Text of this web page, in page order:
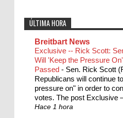
ÚLTIMA HORA
Breitbart News
Exclusive -- Rick Scott:
Will 'Keep the Pressure
Passed - Sen. Rick Scott
Republicans will continue
pressure on" in order to
votes. The post Exclusive
Hace 1 hora